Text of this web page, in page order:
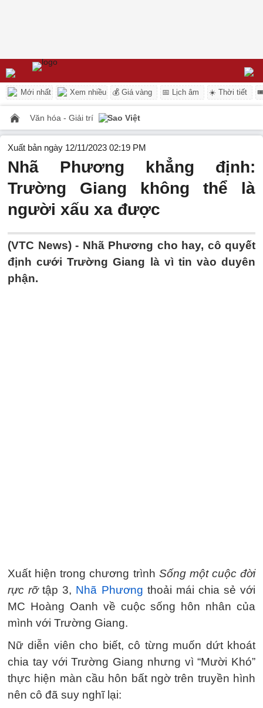
Mới nhất Xem nhiều 💰 Giá vàng 📅 Lịch âm ☀️ Thời tiết
Văn hóa - Giải trí Sao Việt
Xuất bản ngày 12/11/2023 02:19 PM
Nhã Phương khẳng định:
Trường Giang không thể là
người xấu xa được
(VTC News) - Nhã Phương cho hay, cô quyết
định cưới Trường Giang là vì tin vào duyên
phận.
Xuất hiện trong chương trình Sống một cuộc đời
rực rỡtập 3, Nhã Phương thoải mái chia sẻ với
MC Hoàng Oanh về cuộc sống hôn nhân của
mình với Trường Giang.
Nữ diễn viên cho biết, cô từng muốn dứt khoát
chia tay với Trường Giang nhưng vì “Mười Khó”
thực hiện màn cầu hôn bất ngờ trên truyền hình
nên cô đã suy nghĩ lại: